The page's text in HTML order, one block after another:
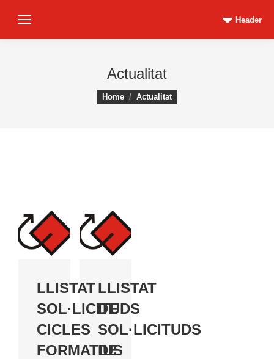
Header
Actualitat
You are here:
Home Actualitat
LLISTAT
SOL·LICITUDS
CICLES
FORMATIUS
LLISTAT
DE
SOL·LICITUDS
DE